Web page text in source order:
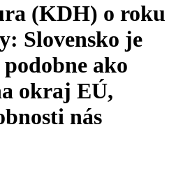
(KDH) o roku
Slovensko je
ako
okraj EÚ,
nás